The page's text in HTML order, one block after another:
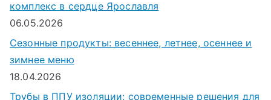
комплекс в сердце Ярославля
06.05.2026
Сезонные продукты: весеннее, летнее, осеннее и
зимнее меню
18.04.2026
Трубы в ППУ изоляции: современные решения для